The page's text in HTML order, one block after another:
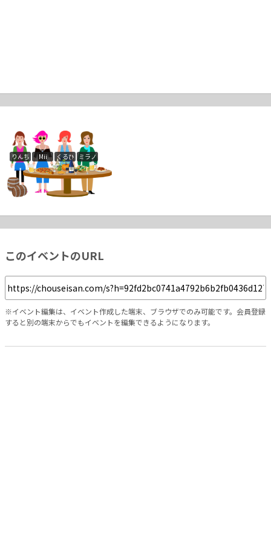
りんちゃんMii くるひめおーしゃん
ミラノ
このイベントのURL
※イベント編集は、イベント作成した端末、ブラウザでのみ可能です。会員登録
すると別の端末からでもイベントを編集できるようになります。